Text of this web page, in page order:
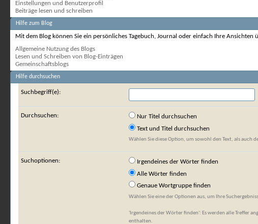
Einstellungen und Benutzerprofil
Beiträge lesen und schreiben
Hilfe zum Blog
Mit dem Blog können Sie ein persönliches Tagebuch, Journal oder einfach Ihre
Allgemeine Nutzung des Blogs
Lesen und Schreiben von Blog-Einträgen
Gemeinschaftsblogs
Hilfe durchsuchen
Suchbegriff(e):
Durchsuchen:
Nur Titel durchsuchen
Text und Titel durchsuchen
Wählen Sie diese Option, um sowohl den Text, als auch
Suchoptionen:
Irgendeines der Wörter finden
Alle Wörter finden
Genaue Wortgruppe finden
Wählen Sie eine der Optionen aus, um Ihre
'Irgendeines der Wörter finden': Es werden alle Treffer
enthalten.